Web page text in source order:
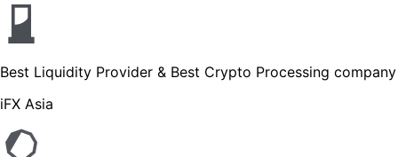
Best Liquidity Provider & Best Crypto Processing company
iFX Asia